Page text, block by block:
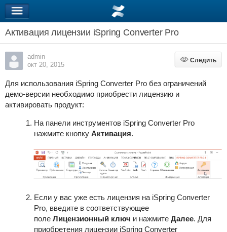
Активация лицензии iSpring Converter Pro
admin
окт 20, 2015
Следить
Следить
Для использования iSpring Converter Proбез ограничений
демо-версии необходимо приобрести лицензию и
активировать продукт:
На панели инструментов iSpring Converter Pro
нажмите кнопку Активация.
Если у вас уже есть лицензия на iSpring Converter
Pro, введите в соответствующее
поле Лицензионный ключ и нажмите Далее. Для
приобретения лицензии iSpring Converter